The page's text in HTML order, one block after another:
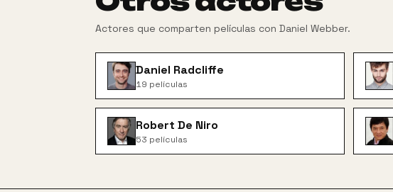
Actores que comparten películas conDaniel Webber.
Daniel Radcliffe
19 películas
Robert De Niro
53 películas